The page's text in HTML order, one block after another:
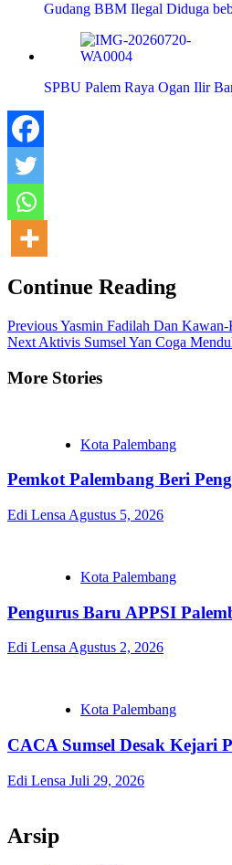
Gudang BBM Ilegal Diduga
SPBU Palem Raya Ogan Ilir
Continue Reading
PreviousYasmin Fadilah Dan Kawan-
Next Aktivis Sumsel Yan Coga
More Stories
Kota Palembang
Pemkot Palembang Beri
Edi Lensa Agustus 5, 2026
Kota Palembang
Pengurus Baru APPSI
Edi Lensa Agustus 2, 2026
Kota Palembang
CACA Sumsel Desak Kejari
Edi Lensa Juli 29, 2026
Arsip